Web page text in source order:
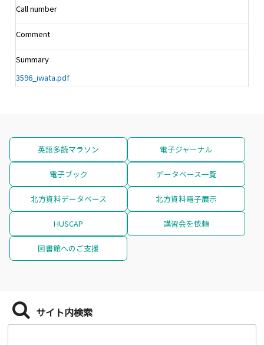
Call number
Comment
Summary
3596_iwata.pdf
英語多読マラソン 電子ジャーナル
電子ブック データベース一覧
北方資料データベース 北方資料電子展示
HUSCAP 講習会を依頼
図書館へのご支援
サイト内検索